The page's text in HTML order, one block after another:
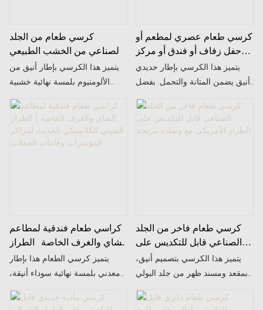
كرسي طعام من الجلد
الصناعي من الخشب الطبيعي
لمركز المؤتمرات التجاري
بالجملة على الطراز الياباني
يتميز هذا الكرسي بإطار أنيق من
الألومنيوم بلمسة نهائية خشبية
الطبيعي الدافئ. مقعده ومسند
ظهره مبطنان بجلد بولي يوريثان
ناعم بلون رمادي داكن غير لامع،
كرسي طعام عصري لمطعم أو
حفل زفاف أو فندق أو مركز
مؤتمرات تجاري أو غرفة
اجتماعات
يتميز هذا الكرسي بإطار حديدي
أنيق يضمن المتانة والتحمل. بفضل
قاعات الاجتماعات المكتبية وغرف
المطاعم الخاصة. مسند الظهر مُنجّد
كراسي طعام فندقية لمطاعم
الشاي والغرف الخاصة | الطراز
الصيني الكلاسيكي الحديث
لمراكز المؤتمرات وقاعات
يتميز كرسي الطعام هذا بإطار
معدني بلمسة نهائية سوداء أنيقة،
بين الأناقة التقليدية والبساطة
كرسي طعام فاخر من الجلد
الصناعي قابل للتكديس على
الطراز الأمريكي مع وسادة
مريحة
يتميز هذا الكرسي بتصميم أنيق،
بمقعد ومسند ظهر من جلد البولي
الظهر بشكل بيضاوي، مزين بأزرار